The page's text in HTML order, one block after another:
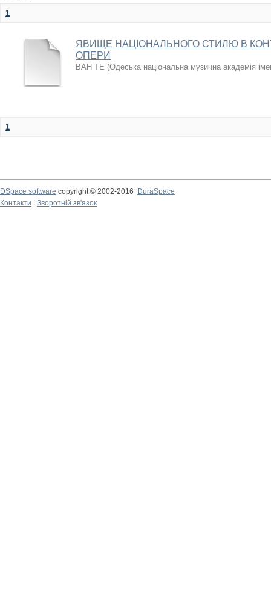
1
ЯВИЩЕ НАЦІОНАЛЬНОГО СТИЛЮ В
ОПЕРИ
ВАН ТЕ (Одеська національна музична академія
1
DSpace software copyright © 2002-2016
DuraSpace
Контакти
Зворотній зв'язок